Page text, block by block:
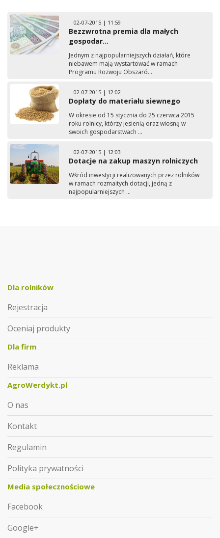
02-07-2015 | 11:59
Bezzwrotna premia dla małych
gospodar...
Jednym z najpopularniejszych działań, które
niebawem mają wystartować w ramach
Programu Rozwoju Obszaró...
02-07-2015 | 12:02
Dopłaty do materiału siewnego
W okresie od 15 stycznia do 25 czerwca 2015
roku rolnicy, którzy jesienią oraz wiosną w
swoich gospodarstwach ...
02-07-2015 | 12:03
Dotacje na zakup maszyn rolniczych
Wśród inwestycji realizowanych przez rolników
w ramach rozmaitych dotacji, jedną z
najpopularniejszych ...
Dla rolników
Rejestracja
Oceniaj produkty
Dla firm
Reklama
AgroWerdykt.pl
O nas
Kontakt
Regulamin
Polityka prywatności
Media społecznościowe
Facebook
Google+